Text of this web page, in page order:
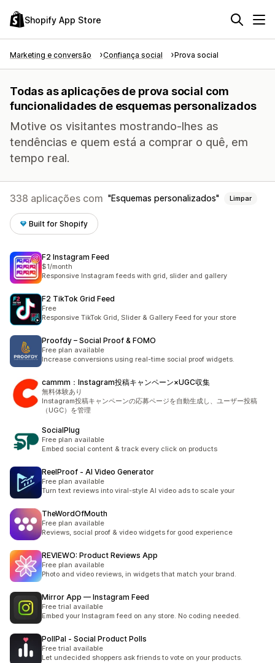
Shopify App Store
Marketing e conversão Confiança social Prova social
Todas as aplicações de prova social com
funcionalidades de esquemas personalizados
Motive os visitantes mostrando-lhes as
tendências e quem está a comprar o quê, em
tempo real.
338 aplicações com Esquemas personalizados Limpar
Built for Shopify
F2 Instagram Feed
$1/month
Responsive Instagram feeds with grid, slider and gallery
F2 TikTok Grid Feed
Free
Responsive TikTok Grid, Slider & Gallery Feed for your store
Proofdy – Social Proof & FOMO
Free plan available
Increase conversions using real-time social proof widgets.
cammm：Instagram投稿キャンペーン×UGC収集
無料体験あり
Instagram投稿キャンペーンの応募ページを自動生成し、ユーザー投稿
（UGC）を管理
SocialPlug
Free plan available
Embed social content & track every click on products
ReelProof ‑ AI Video Generator
Free plan available
Turn text reviews into viral-style AI video ads to scale your
TheWordOfMouth
Free plan available
Reviews, social proof & video widgets for good experience
REVIEWO: Product Reviews App
Free plan available
Photo and video reviews, in widgets that match your brand.
Mirror App — Instagram Feed
Free trial available
Embed your Instagram feed on any store. No coding needed.
PollPal ‑ Social Product Polls
Free trial available
Let undecided shoppers ask friends to vote on your products.